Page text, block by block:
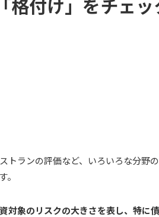
格付け」をチェッ
トランの評価など、いろいろな分野
。
対象のリスクの大きさを表し、特に